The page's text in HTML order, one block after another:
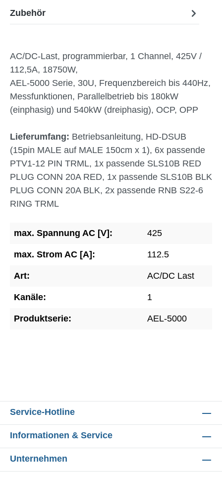
Zubehör
AC/DC-Last, programmierbar, 1 Channel, 425V /
112,5A, 18750W,
AEL-5000 Serie, 30U, Frequenzbereich bis 440Hz,
Messfunktionen, Parallelbetrieb bis 180kW
(einphasig) und 540kW (dreiphasig), OCP, OPP
Lieferumfang: Betriebsanleitung, HD-DSUB
(15pin MALE auf MALE 150cm x 1), 6x passende
PTV1-12 PIN TRML, 1x passende SLS10B RED
PLUG CONN 20A RED, 1x passende SLS10B BLK
PLUG CONN 20A BLK, 2x passende RNB S22-6
RING TRML
max. Spannung AC [V]: 425
max. Strom AC [A]: 112.5
Art: AC/DC Last
Kanäle: 1
Produktserie: AEL-5000
Service-Hotline
Informationen & Service
Unternehmen